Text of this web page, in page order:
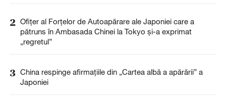
2 Ofițer al Forțelor de Autoapărare ale Japoniei care a
pătruns în Ambasada Chinei la Tokyo și-a exprimat
„regretul”
3 China respinge afirmațiile din „Cartea albă a apărării” a
Japoniei